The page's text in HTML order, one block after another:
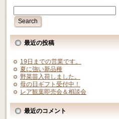
最近の投稿
19日までの営業です。
夏に強い新品種
野菜苗入荷しました。
母の日ギフト受付中！
レア観葉即売会＆相談会
最近のコメント